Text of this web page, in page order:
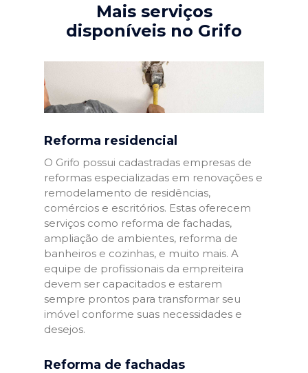
Mais serviços
disponíveis no Grifo
Reforma residencial
O Grifo possui cadastradas empresas de
reformas especializadas em renovações e
remodelamento de residências,
comércios e escritórios. Estas oferecem
serviços como reforma de fachadas,
ampliação de ambientes, reforma de
banheiros e cozinhas, e muito mais. A
equipe de profissionais da empreiteira
devem ser capacitados e estarem
sempre prontos para transformar seu
imóvel conforme suas necessidades e
desejos.
Reforma de fachadas